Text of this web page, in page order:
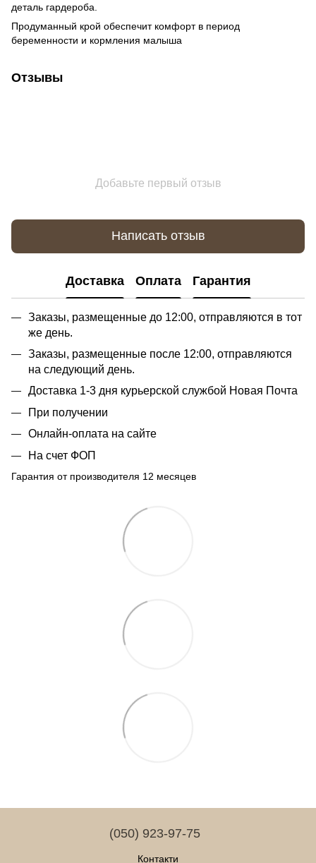
деталь гардероба.
Продуманный крой обеспечит комфорт в период
беременности и кормления малыша
Отзывы
Добавьте первый отзыв
Написать отзыв
Доставка Оплата Гарантия
Заказы, размещенные до 12:00, отправляются в тот
же день.
Заказы, размещенные после 12:00, отправляются
на следующий день.
Доставка 1-3 дня курьерской службой Новая Почта
При получении
Онлайн-оплата на сайте
На счет ФОП
Гарантия от производителя 12 месяцев
(050) 923-97-75
Контакти